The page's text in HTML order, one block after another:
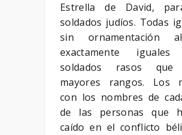
Estrella de David,
soldados judíos. Todas
sin ornamentación
exactamente iguales
soldados rasos que
mayores rangos. Los
con los nombres de
de las personas que
caído en el conflicto